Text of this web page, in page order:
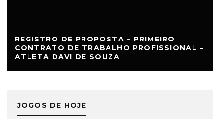
REGISTRO DE PROPOSTA – PRIMEIRO
CONTRATO DE TRABALHO PROFISSIONAL –
ATLETA DAVI DE SOUZA
JOGOS DE HOJE